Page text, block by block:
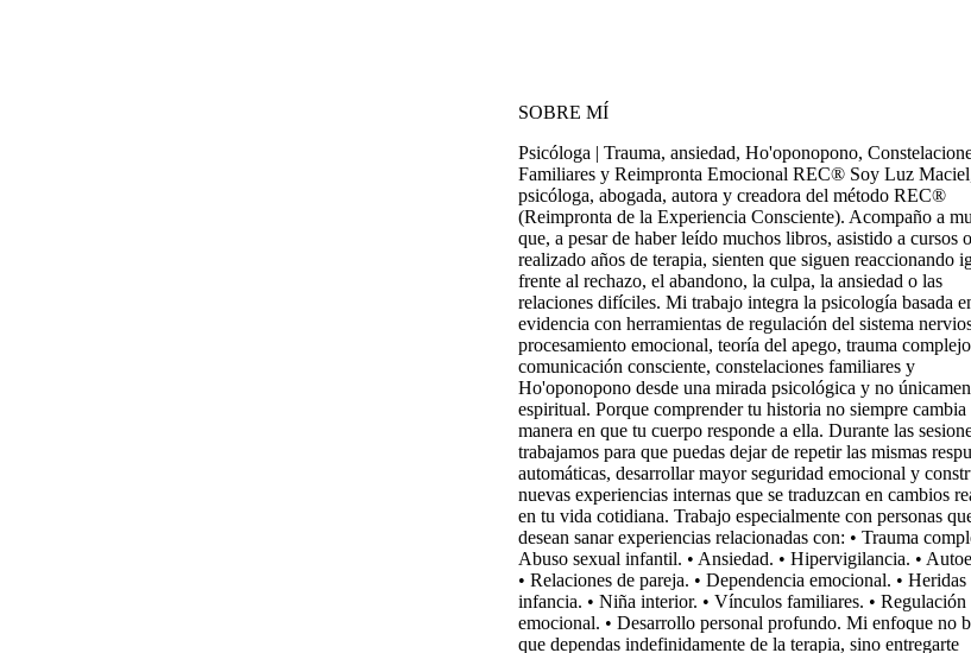
SOBRE MÍ
Psicóloga | Trauma, ansiedad, Ho'oponopono,
Familiares y Reimpronta Emocional REC® Soy Luz
psicóloga, abogada, autora y creadora del método REC®
(Reimpronta de la Experiencia Consciente). Acompaño a
que, a pesar de haber leído muchos libros, asistido a cursos o
realizado años de terapia, sienten que siguen reaccionando
frente al rechazo, el abandono, la culpa, la ansiedad o las
relaciones difíciles. Mi trabajo integra la psicología basada
evidencia con herramientas de regulación del sistema
procesamiento emocional, teoría del apego, trauma
comunicación consciente, constelaciones familiares y
Ho'oponopono desde una mirada psicológica y no
espiritual. Porque comprender tu historia no siempre cambia
manera en que tu cuerpo responde a ella. Durante las
trabajamos para que puedas dejar de repetir las mismas
automáticas, desarrollar mayor seguridad emocional y
nuevas experiencias internas que se traduzcan en cambios
en tu vida cotidiana. Trabajo especialmente con personas
desean sanar experiencias relacionadas con: • Trauma
Abuso sexual infantil. • Ansiedad. • Hipervigilancia. •
• Relaciones de pareja. • Dependencia emocional. • Heridas
infancia. • Niña interior. • Vínculos familiares. • Regulación
emocional. • Desarrollo personal profundo. Mi enfoque no
que dependas indefinidamente de la terapia, sino entregarte